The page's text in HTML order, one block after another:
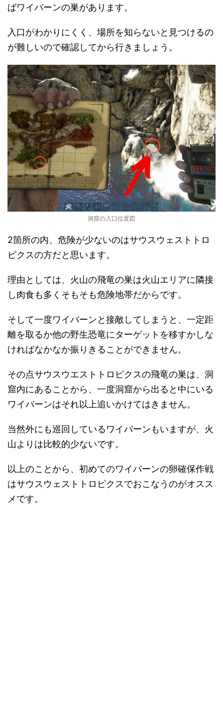
ばワイバーンの巣があります。
入口がわかりにくく、場所を知らないと見つけるの
が難しいので確認してから行きましょう。
洞窟の入口位置図
2箇所の内、危険が少ないのはサウスウェストトロ
ピクスの方だと思います。
理由としては、火山の飛竜の巣は火山エリアに隣接
し肉食も多くそもそも危険地帯だからです。
そして一度ワイバーンと接敵してしまうと、一定距
離を取るか他の野生恐竜にターゲットを移すかしな
ければなかなか振りきることができません。
その点サウスウエストトロピクスの飛竜の巣は、洞
窟内にあることから、一度洞窟から出ると中にいる
ワイバーンはそれ以上追いかけてはきません。
当然外にも巡回しているワイバーンもいますが、火
山よりは比較的少ないです。
以上のことから、初めてのワイバーンの卵確保作戦
はサウスウェストトロピクスでおこなうのがオスス
メです。